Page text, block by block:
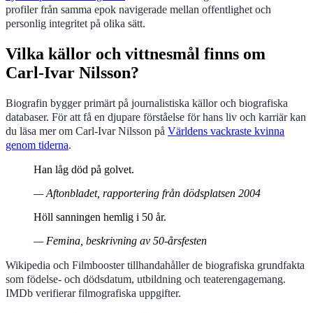
profiler från samma epok navigerade mellan offentlighet och
personlig integritet på olika sätt.
Vilka källor och vittnesmål finns om
Carl-Ivar Nilsson?
Biografin bygger primärt på journalistiska källor och biografiska
databaser. För att få en djupare förståelse för hans liv och karriär kan
du läsa mer om Carl-Ivar Nilsson på Världens vackraste kvinna
genom tiderna.
Han låg död på golvet.
— Aftonbladet, rapportering från dödsplatsen 2004
Höll sanningen hemlig i 50 år.
— Femina, beskrivning av 50-årsfesten
Wikipedia och Filmbooster tillhandahåller de biografiska grundfakta
som födelse- och dödsdatum, utbildning och teaterengagemang.
IMDb verifierar filmografiska uppgifter.